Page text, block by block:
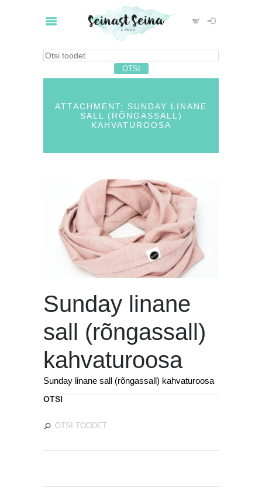
ATTACHMENT: SUNDAY LINANE
SALL (RÕNGASSALL)
KAHVATUROOSA
Sunday linane
sall (rõngassall)
kahvaturoosa
Sunday linane sall (rõngassall) kahvaturoosa
OTSI